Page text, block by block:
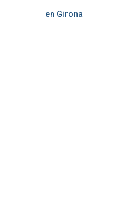
en Girona